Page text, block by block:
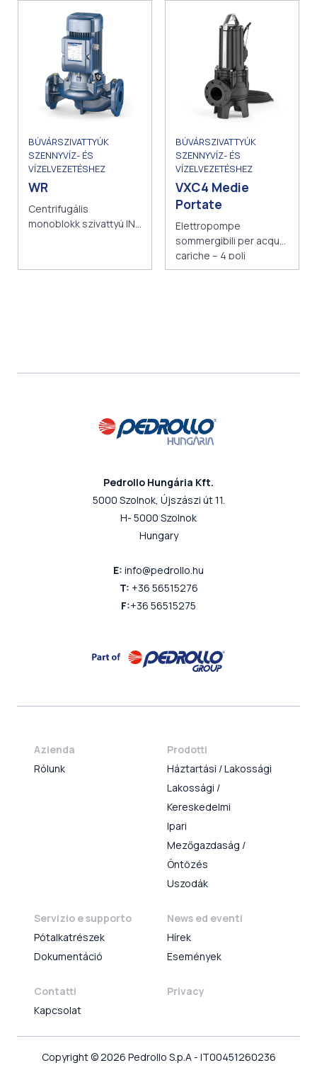
BÚVÁRSZIVATTYÚK
SZENNYVÍZ- ÉS
VÍZELVEZETÉSHEZ
WR
Centrifugális
monoblokk szivattyú IN-
BÚVÁRSZIVATTYÚK
SZENNYVÍZ- ÉS
VÍZELVEZETÉSHEZ
VXC4 Medie
Portate
Elettropompe
sommergibili per acque
cariche – 4 poli
Pedrollo Hungária Kft.
5000 Szolnok, Újszászi út 11.
H- 5000 Szolnok
Hungary
E: info@pedrollo.hu
T: +36 56515276
F:+36 56515275
Azienda
Rólunk
Prodotti
Háztartási / Lakossági
Lakossági /
Kereskedelmi
Ipari
Mezőgazdaság /
Öntözés
Uszodák
Servizio e supporto
Pótalkatrészek
Dokumentáció
News ed eventi
Hírek
Események
Contatti
Kapcsolat
Privacy
Copyright © 2026 Pedrollo S.p.A - IT00451260236